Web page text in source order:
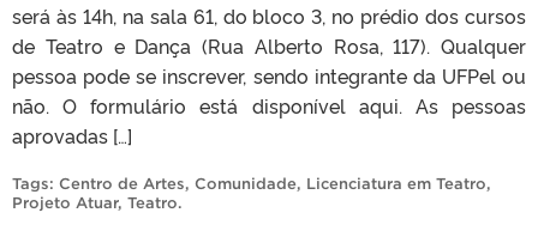
será às 14h, na sala 61, do bloco 3, no prédio dos cursos
de Teatro e Dança (Rua Alberto Rosa, 117). Qualquer
pessoa pode se inscrever, sendo integrante da UFPel ou
não. O formulário está disponível aqui. As pessoas
aprovadas […]
Tags: Centro de Artes, Comunidade, Licenciatura em Teatro,
Projeto Atuar, Teatro.